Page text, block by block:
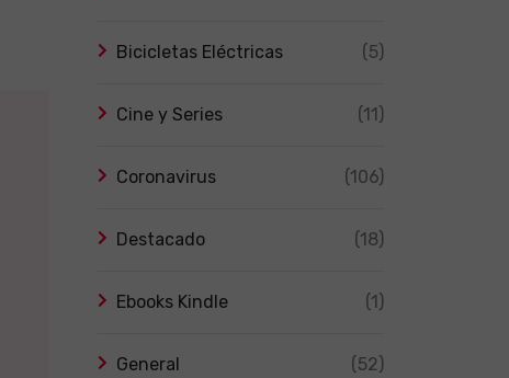
Bicicletas Eléctricas (5)
Cine y Series (11)
Coronavirus (106)
Destacado (18)
Ebooks Kindle (1)
General (52)